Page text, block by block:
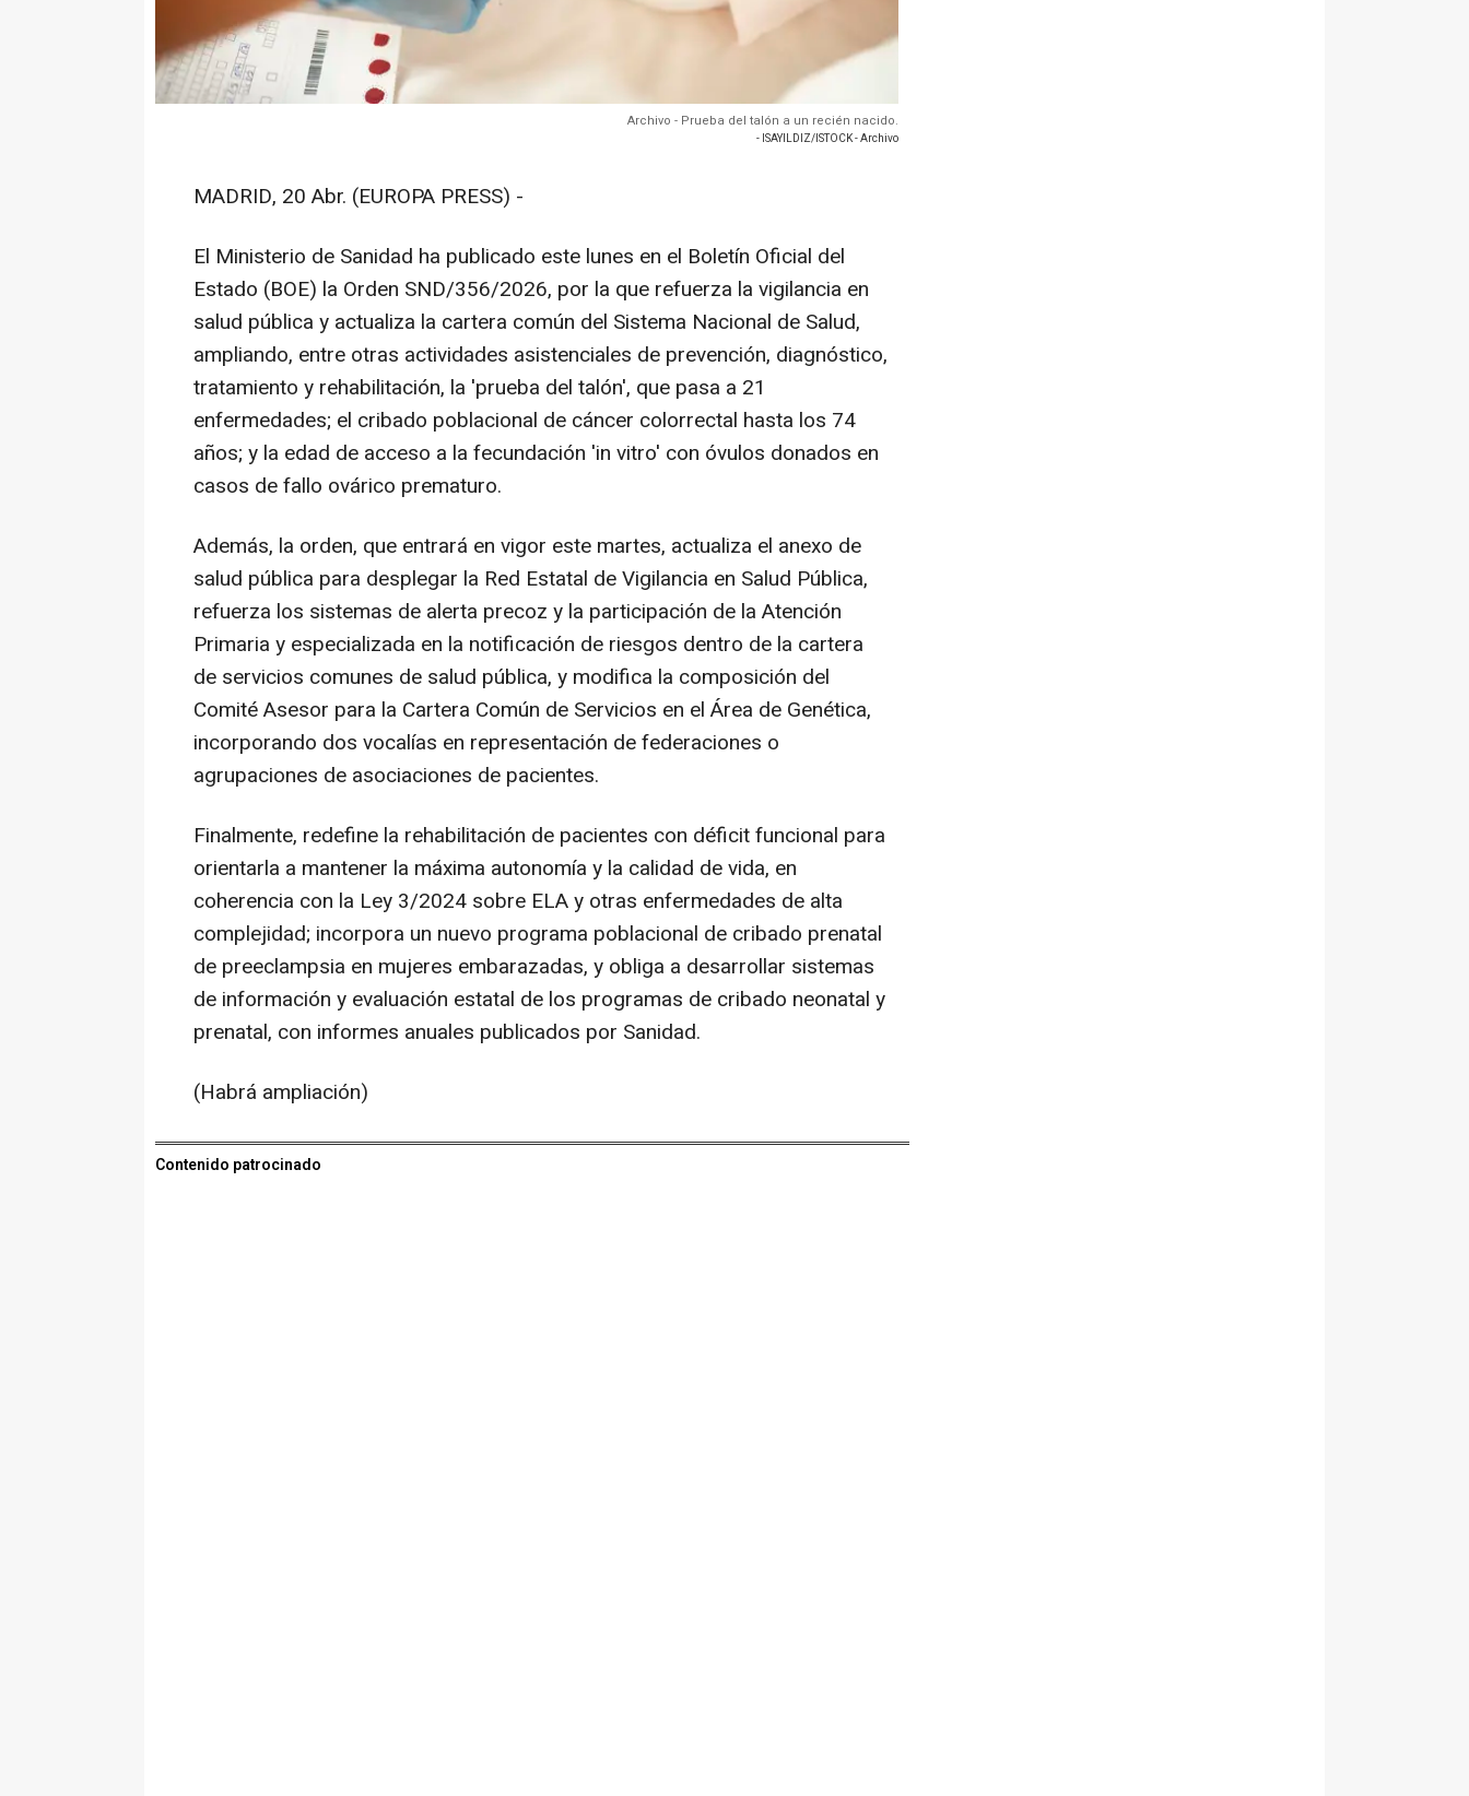
Archivo - Prueba del talón a un recién nacido.
- ISAYILDIZ/ISTOCK - Archivo
MADRID, 20 Abr. (EUROPA PRESS) -
El Ministerio de Sanidad ha publicado este lunes en el Boletín Oficial del
Estado (BOE) la Orden SND/356/2026, por la que refuerza la vigilancia en
salud pública y actualiza la cartera común del Sistema Nacional de Salud,
ampliando, entre otras actividades asistenciales de prevención, diagnóstico,
tratamiento y rehabilitación, la 'prueba del talón', que pasa a 21
enfermedades; el cribado poblacional de cáncer colorrectal hasta los 74
años; y la edad de acceso a la fecundación 'in vitro' con óvulos donados en
casos de fallo ovárico prematuro.
Además, la orden, que entrará en vigor este martes, actualiza el anexo de
salud pública para desplegar la Red Estatal de Vigilancia en Salud Pública,
refuerza los sistemas de alerta precoz y la participación de la Atención
Primaria y especializada en la notificación de riesgos dentro de la cartera
de servicios comunes de salud pública, y modifica la composición del
Comité Asesor para la Cartera Común de Servicios en el Área de Genética,
incorporando dos vocalías en representación de federaciones o
agrupaciones de asociaciones de pacientes.
Finalmente, redefine la rehabilitación de pacientes con déficit funcional para
orientarla a mantener la máxima autonomía y la calidad de vida, en
coherencia con la Ley 3/2024 sobre ELA y otras enfermedades de alta
complejidad; incorpora un nuevo programa poblacional de cribado prenatal
de preeclampsia en mujeres embarazadas, y obliga a desarrollar sistemas
de información y evaluación estatal de los programas de cribado neonatal y
prenatal, con informes anuales publicados por Sanidad.
(Habrá ampliación)
Contenido patrocinado